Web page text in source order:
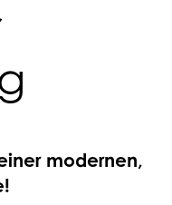
modernen,